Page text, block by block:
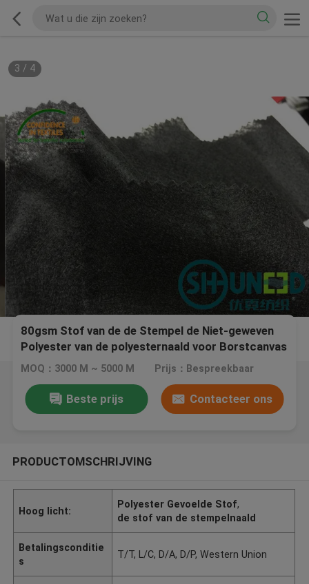
3 / 4
80gsm Stof van de de Stempel de Niet-geweven
Polyester van de polyesternaald voor Borstcanvas
MOQ：3000 M ~ 5000 M Prijs：Bespreekbaar
Beste prijs Contacteer ons
PRODUCTOMSCHRIJVING
Hoog licht:
Polyester Gevoelde Stof,
de stof van de stempelnaald
Betalingsconditie
s
T/T, L/C, D/A, D/P, Western Union